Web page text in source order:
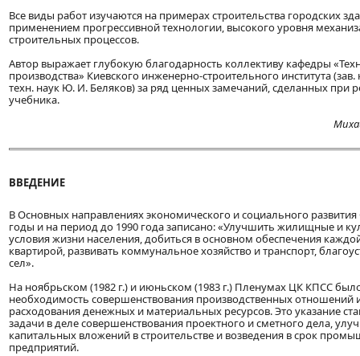
Все виды работ изучаются на примерах строительства городских
применением прогрессивной технологии, высокого уровня
строительных процессов.
Автор выражает глубокую благодарность коллективу кафедры
производства» Киевского инженерно-строительного института
техн. наук Ю. И. Беляков) за ряд ценных замечаний, сделанных при
учебника.
ВВЕДЕНИЕ
В Основных направлениях экономического и социального
годы и на период до 1990 года записано: «Улучшить жилищные и
условия жизни населения, добиться в основном обеспечения
квартирой, развивать коммунальное хозяйство и транспорт,
сел».
На ноябрьском (1982 г.) и июньском (1983 г.) Пленумах ЦК КПСС
необходимость совершенствования производственных отношений
расходования денежных и материальных ресурсов. Это указание
задачи в деле совершенствования проектного и сметного дела,
капитальных вложений в строительстве и возведения в срок
предприятий.